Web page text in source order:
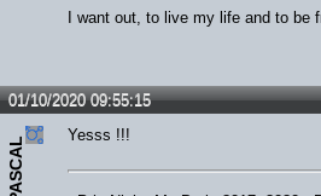
I want out, to live my life and to be
01/10/2020 09:55:15
Yesss !!!